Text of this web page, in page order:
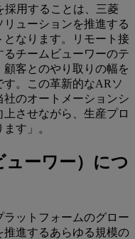
採用することは、三菱
ューションを推進する
となります。リモート接
チームビューワーのテ
客とのやり取りの幅を
。この革新的なARソ
のオートメーションシ
させながら、生産プロ
す」。
ューワー）につ
ットフォームのグロー
進するあらゆる規模の